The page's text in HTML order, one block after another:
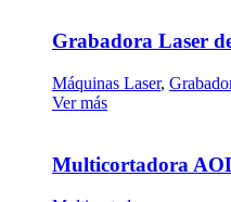
Grabadora Laser
Máquinas Laser,
Ver más
Multicortadora